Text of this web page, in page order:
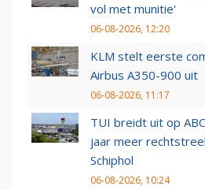
vol met munitie'
06-08-2026, 12:20
KLM stelt eerste
Airbus A350-900 uit
06-08-2026, 11:17
TUI breidt uit op
jaar meer
Schiphol
06-08-2026, 10:24